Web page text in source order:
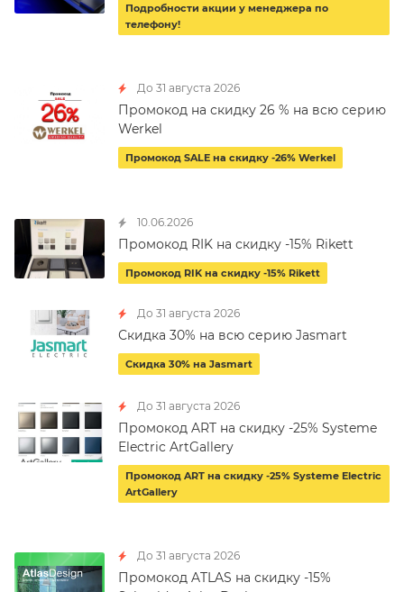
Подробности акции у менеджера по
телефону!
До 31 августа 2026
Промокод на скидку 26 % на всю серию
Werkel
Промокод SALE на скидку -26% Werkel
10.06.2026
Промокод RIK на скидку -15% Rikett
Промокод RIK на скидку -15% Rikett
До 31 августа 2026
Скидка 30% на всю серию Jasmart
Скидка 30% на Jasmart
До 31 августа 2026
Промокод ART на скидку -25% Systeme
Electric ArtGallery
Промокод ART на скидку -25% Systeme Electric
ArtGallery
До 31 августа 2026
Промокод ATLAS на скидку -15%